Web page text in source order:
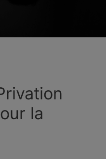
la